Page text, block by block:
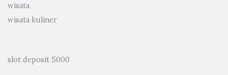
wisata
wisata kuliner
slot deposit 5000